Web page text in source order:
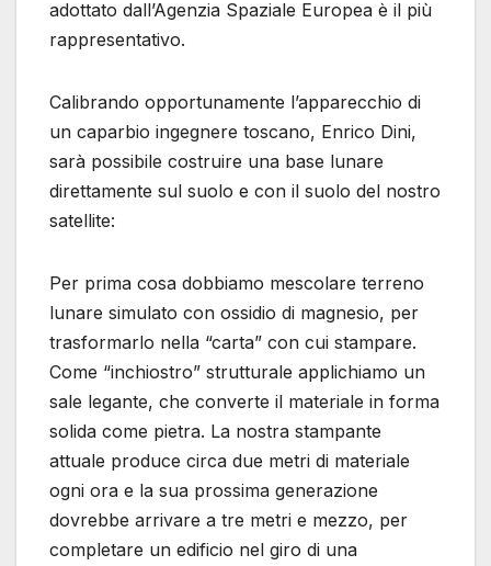
adottato dall’Agenzia Spaziale Europea è il più
rappresentativo.
Calibrando opportunamente l’apparecchio di
un caparbio ingegnere toscano, Enrico Dini,
sarà possibile costruire una base lunare
direttamente sul suolo e con il suolo del nostro
satellite:
Per prima cosa dobbiamo mescolare terreno
lunare simulato con ossidio di magnesio, per
trasformarlo nella “carta” con cui stampare.
Come “inchiostro” strutturale applichiamo un
sale legante, che converte il materiale in forma
solida come pietra. La nostra stampante
attuale produce circa due metri di materiale
ogni ora e la sua prossima generazione
dovrebbe arrivare a tre metri e mezzo, per
completare un edificio nel giro di una